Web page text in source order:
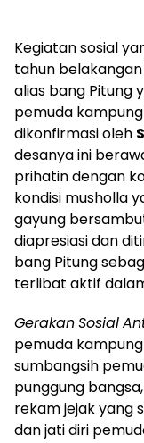
Kegiatan sosial
tahun
alias bang Pitung
pemuda
dikonfirmasi oleh
desanya ini
prihatin dengan
kondisi musholla
gayung
diapresiasi dan
bang Pitung
terlibat aktif
GerakanSosial
pemuda
sumbangsih
punggung
rekam jejak yang
dan jati diri